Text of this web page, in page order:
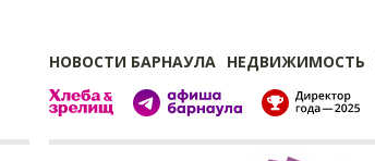
НОВОСТИ БАРНАУЛА НЕДВИЖИМОСТЬ